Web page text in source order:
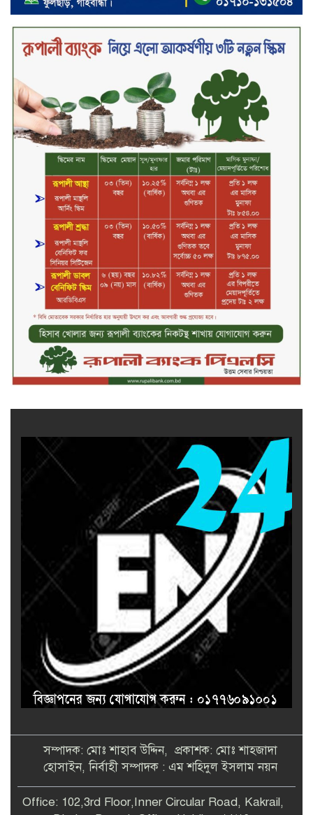
২০২৯ সালের মধ্যে বাংলাদেশের
সবচেয়ে বিশ্বস্ত, টেকসই ও ক্যাশলেস
ব্যাংক হওয়ার লক্ষ্য নিয়ে ‘ভিশন ২০২৯’
উন্মোচন করল কমিউনিটি ব্যাংক
শিক্ষার্থীদের জন্য দারাজে এক্সক্লুসিভ
ডিসকাউন্ট নিয়ে আসছে রিয়েলমি
সি১০০এক্স
পরিবারের কাছে কিশোরের কান্নাজড়িত
কণ্ঠ শোনিয়ে ১২ লাখ টাকা মুক্তিপণ
দাবি, টাকা না পেয়ে শ্বাসরোধে হত্যা—
আলোচিত রাফিজ হত্যা মামলার অন্যতম
আসামি গাজীপুর থেকে গ্রেফতার
নড়াইলে বিএনপির ৬ নেতার
বহিষ্কারাদেশ প্রত্যাহার
সম্পাদক: মোঃ শাহাব উদ্দিন, প্রকাশক: মোঃ শাহজাদা
হোসাইন, নির্বাহী সম্পাদক : এম শহিদুল ইসলাম নয়ন
Office: 102,3rd Floor,Inner Circular Road, Kakrail,